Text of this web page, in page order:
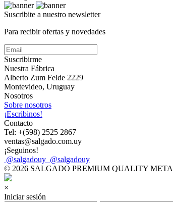
Suscribite a nuestro newsletter
Para recibir ofertas y novedades
Suscribirme
Nuestra Fábrica
Alberto Zum Felde 2229
Montevideo, Uruguay
Nosotros
Sobre nosotros
¡Escribinos!
Contacto
Tel: +(598) 2525 2867
ventas@salgado.com.uy
¡Seguinos!
@salgadouy @salgadouy
© 2026 SALGADO PREMIUM QUALITY
×
Iniciar sesión